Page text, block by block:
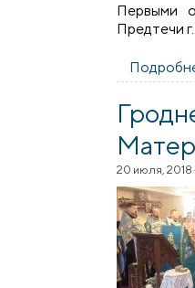
Первыми
Предтечи
20 июля, 2018